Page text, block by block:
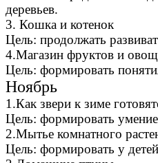
деревьев.
3. Кошка и котенок
Цель: продолжать
4.Магазин фруктов и
Цель: формировать
Ноябрь
1.Как звери к зиме
Цель: формировать
2.Мытье комнатного
Цель: формировать у